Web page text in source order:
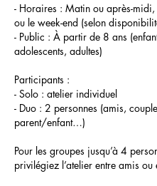
- Horaires : Matin ou après-midi,
ou le week-end (selon
- Public : À partir de 8 ans
adolescents, adultes)
Participants :
- Solo : atelier individuel
- Duo : 2 personnes (amis,
parent/enfant…)
Pour les groupes jusqu’à 4
privilégiez l’atelier entre amis ou